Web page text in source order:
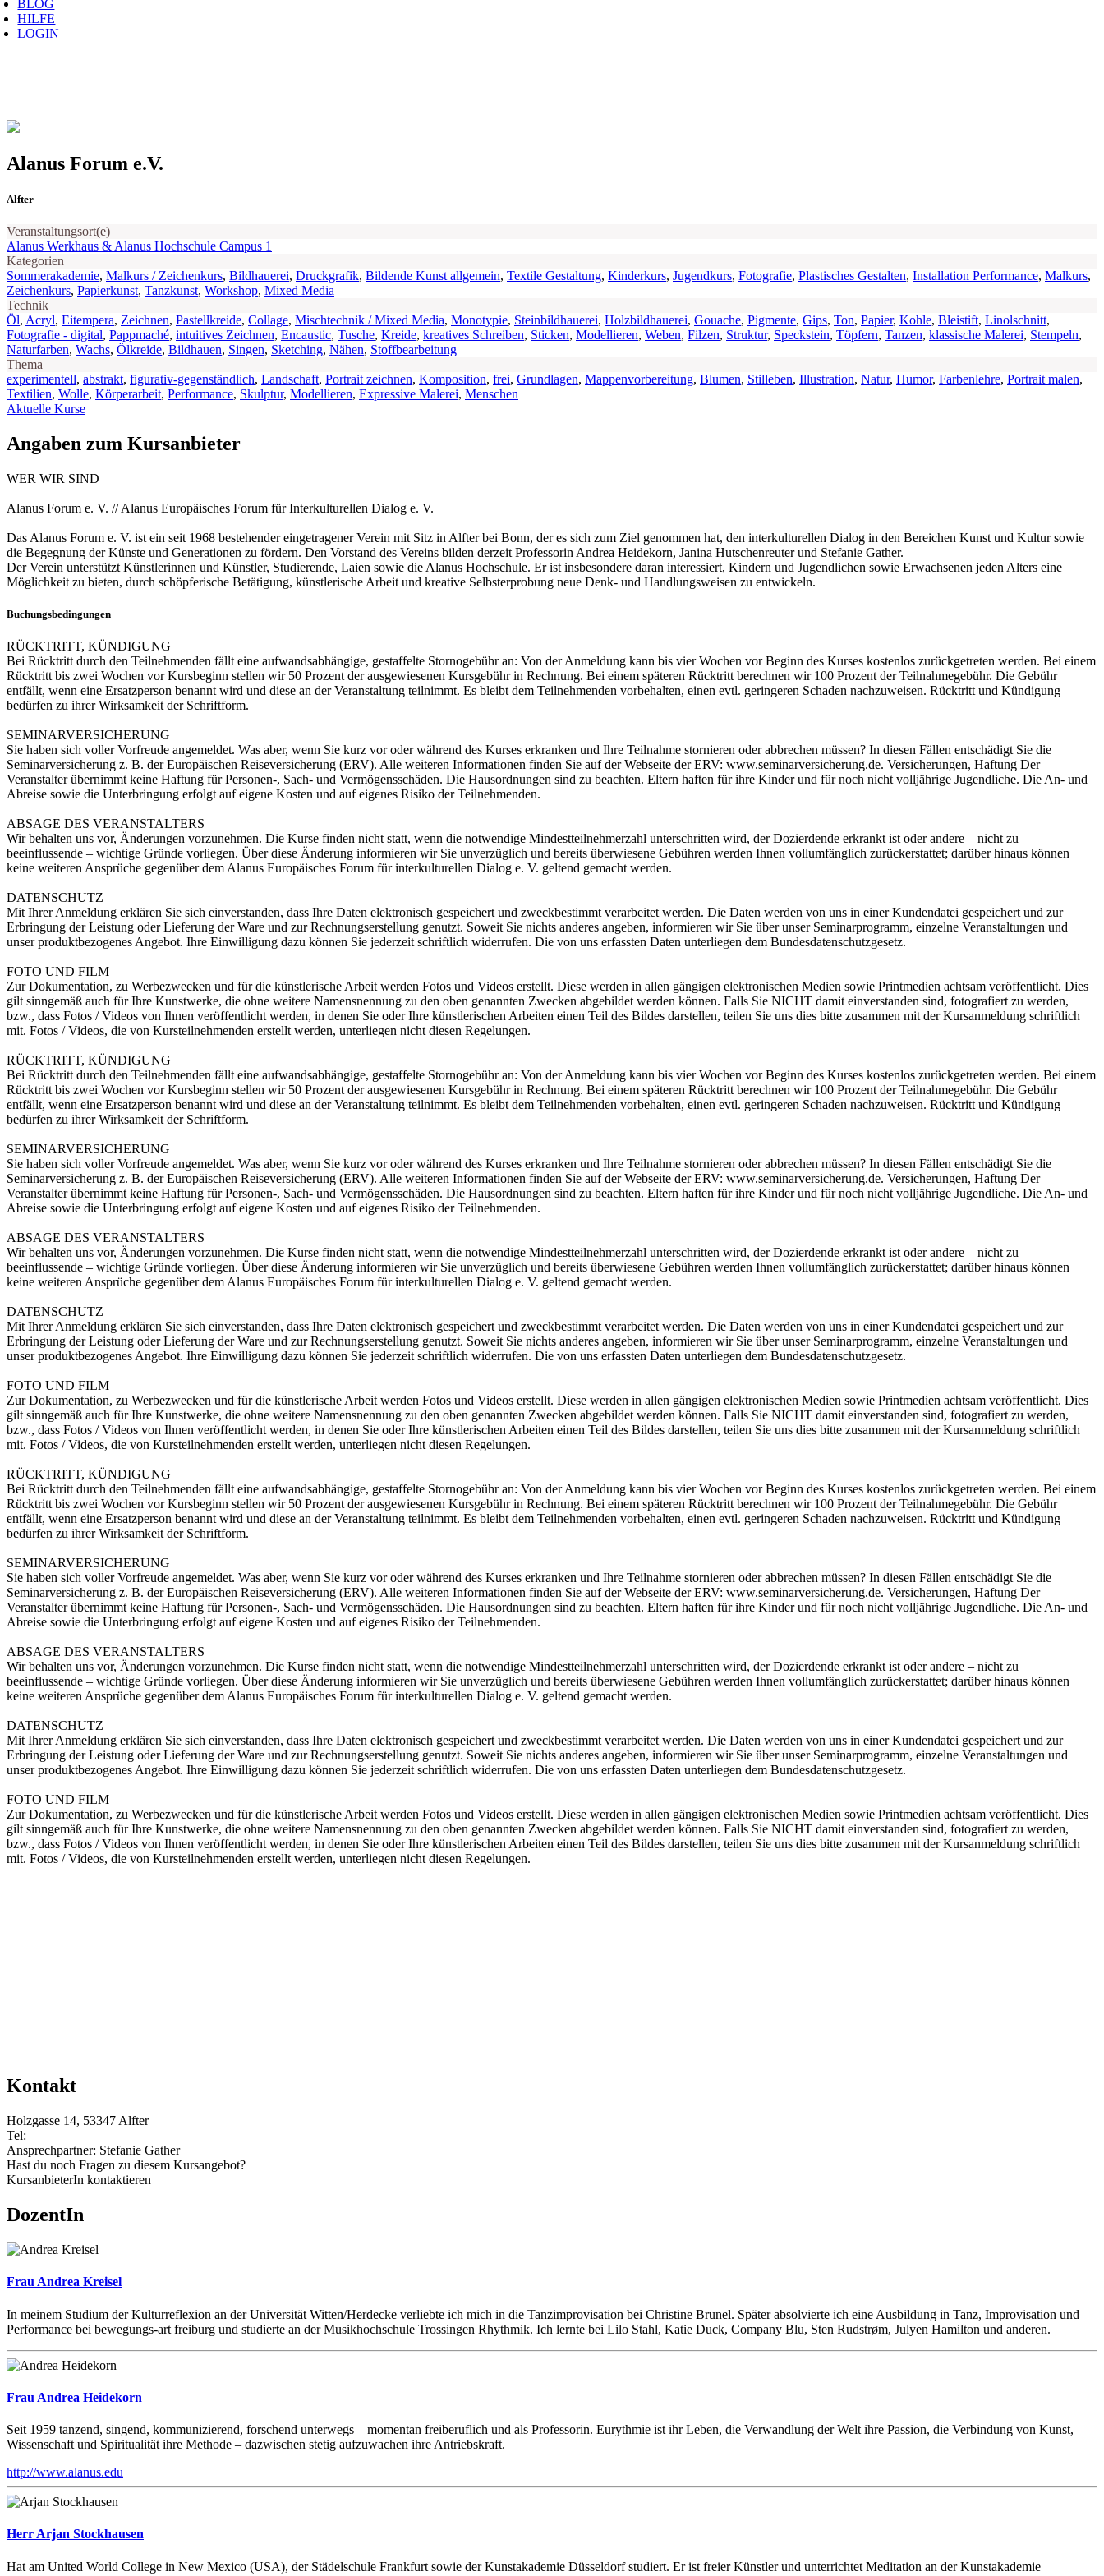
BLOG
HILFE
LOGIN
Alanus Forum e.V.
Alfter
Veranstaltungsort(e)
Alanus Werkhaus & Alanus Hochschule Campus 1
Kategorien
Sommerakademie, Malkurs / Zeichenkurs, Bildhauerei, Druckgrafik, Bildende Kunst allgemein, Textile Gestaltung, Kinderkurs, Jugendkurs, Fotografie, Plastisches Gestalten, Installation Performance, Malkurs,
Zeichenkurs, Papierkunst, Tanzkunst, Workshop, Mixed Media
Technik
Öl, Acryl, Eitempera, Zeichnen, Pastellkreide, Collage, Mischtechnik / Mixed Media, Monotypie, Steinbildhauerei, Holzbildhauerei, Gouache, Pigmente, Gips, Ton, Papier, Kohle, Bleistift, Linolschnitt,
Fotografie - digital, Pappmaché, intuitives Zeichnen, Encaustic, Tusche, Kreide, kreatives Schreiben, Sticken, Modellieren, Weben, Filzen, Struktur, Speckstein, Töpfern, Tanzen, klassische Malerei, Stempeln,
Naturfarben, Wachs, Ölkreide, Bildhauen, Singen, Sketching, Nähen, Stoffbearbeitung
Thema
experimentell, abstrakt, figurativ-gegenständlich, Landschaft, Portrait zeichnen, Komposition, frei, Grundlagen, Mappenvorbereitung, Blumen, Stilleben, Illustration, Natur, Humor, Farbenlehre, Portrait malen,
Textilien, Wolle, Körperarbeit, Performance, Skulptur, Modellieren, Expressive Malerei, Menschen
Aktuelle Kurse
Angaben zum Kursanbieter
WER WIR SIND
Alanus Forum e. V. // Alanus Europäisches Forum für Interkulturellen Dialog e. V.
Das Alanus Forum e. V. ist ein seit 1968 bestehender eingetragener Verein mit Sitz in Alfter bei Bonn, der es sich zum Ziel genommen hat, den interkulturellen Dialog in den Bereichen Kunst und Kultur sowie
die Begegnung der Künste und Generationen zu fördern. Den Vorstand des Vereins bilden derzeit Professorin Andrea Heidekorn, Janina Hutschenreuter und Stefanie Gather.
Der Verein unterstützt Künstlerinnen und Künstler, Studierende, Laien sowie die Alanus Hochschule. Er ist insbesondere daran interessiert, Kindern und Jugendlichen sowie Erwachsenen jeden Alters eine
Möglichkeit zu bieten, durch schöpferische Betätigung, künstlerische Arbeit und kreative Selbsterprobung neue Denk- und Handlungsweisen zu entwickeln.
Buchungsbedingungen
RÜCKTRITT, KÜNDIGUNG
Bei Rücktritt durch den Teilnehmenden fällt eine aufwandsabhängige, gestaffelte Stornogebühr an: Von der Anmeldung kann bis vier Wochen vor Beginn des Kurses kostenlos zurückgetreten werden. Bei einem
Rücktritt bis zwei Wochen vor Kursbeginn stellen wir 50 Prozent der ausgewiesenen Kursgebühr in Rechnung. Bei einem späteren Rücktritt berechnen wir 100 Prozent der Teilnahmegebühr. Die Gebühr
entfällt, wenn eine Ersatzperson benannt wird und diese an der Veranstaltung teilnimmt. Es bleibt dem Teilnehmenden vorbehalten, einen evtl. geringeren Schaden nachzuweisen. Rücktritt und Kündigung
bedürfen zu ihrer Wirksamkeit der Schriftform.
SEMINARVERSICHERUNG
Sie haben sich voller Vorfreude angemeldet. Was aber, wenn Sie kurz vor oder während des Kurses erkranken und Ihre Teilnahme stornieren oder abbrechen müssen? In diesen Fällen entschädigt Sie die
Seminarversicherung z. B. der Europäischen Reiseversicherung (ERV). Alle weiteren Informationen finden Sie auf der Webseite der ERV: www.seminarversicherung.de. Versicherungen, Haftung Der
Veranstalter übernimmt keine Haftung für Personen-, Sach- und Vermögensschäden. Die Hausordnungen sind zu beachten. Eltern haften für ihre Kinder und für noch nicht volljährige Jugendliche. Die An- und
Abreise sowie die Unterbringung erfolgt auf eigene Kosten und auf eigenes Risiko der Teilnehmenden.
ABSAGE DES VERANSTALTERS
Wir behalten uns vor, Änderungen vorzunehmen. Die Kurse finden nicht statt, wenn die notwendige Mindestteilnehmerzahl unterschritten wird, der Dozierdende erkrankt ist oder andere – nicht zu
beeinflussende – wichtige Gründe vorliegen. Über diese Änderung informieren wir Sie unverzüglich und bereits überwiesene Gebühren werden Ihnen vollumfänglich zurückerstattet; darüber hinaus können
keine weiteren Ansprüche gegenüber dem Alanus Europäisches Forum für interkulturellen Dialog e. V. geltend gemacht werden.
DATENSCHUTZ
Mit Ihrer Anmeldung erklären Sie sich einverstanden, dass Ihre Daten elektronisch gespeichert und zweckbestimmt verarbeitet werden. Die Daten werden von uns in einer Kundendatei gespeichert und zur
Erbringung der Leistung oder Lieferung der Ware und zur Rechnungserstellung genutzt. Soweit Sie nichts anderes angeben, informieren wir Sie über unser Seminarprogramm, einzelne Veranstaltungen und
unser produktbezogenes Angebot. Ihre Einwilligung dazu können Sie jederzeit schriftlich widerrufen. Die von uns erfassten Daten unterliegen dem Bundesdatenschutzgesetz.
FOTO UND FILM
Zur Dokumentation, zu Werbezwecken und für die künstlerische Arbeit werden Fotos und Videos erstellt. Diese werden in allen gängigen elektronischen Medien sowie Printmedien achtsam veröffentlicht. Dies
gilt sinngemäß auch für Ihre Kunstwerke, die ohne weitere Namensnennung zu den oben genannten Zwecken abgebildet werden können. Falls Sie NICHT damit einverstanden sind, fotografiert zu werden,
bzw., dass Fotos / Videos von Ihnen veröffentlicht werden, in denen Sie oder Ihre künstlerischen Arbeiten einen Teil des Bildes darstellen, teilen Sie uns dies bitte zusammen mit der Kursanmeldung schriftlich
mit. Fotos / Videos, die von Kursteilnehmenden erstellt werden, unterliegen nicht diesen Regelungen.
RÜCKTRITT, KÜNDIGUNG
Bei Rücktritt durch den Teilnehmenden fällt eine aufwandsabhängige, gestaffelte Stornogebühr an: Von der Anmeldung kann bis vier Wochen vor Beginn des Kurses kostenlos zurückgetreten werden. Bei einem
Rücktritt bis zwei Wochen vor Kursbeginn stellen wir 50 Prozent der ausgewiesenen Kursgebühr in Rechnung. Bei einem späteren Rücktritt berechnen wir 100 Prozent der Teilnahmegebühr. Die Gebühr
entfällt, wenn eine Ersatzperson benannt wird und diese an der Veranstaltung teilnimmt. Es bleibt dem Teilnehmenden vorbehalten, einen evtl. geringeren Schaden nachzuweisen. Rücktritt und Kündigung
bedürfen zu ihrer Wirksamkeit der Schriftform.
SEMINARVERSICHERUNG
Sie haben sich voller Vorfreude angemeldet. Was aber, wenn Sie kurz vor oder während des Kurses erkranken und Ihre Teilnahme stornieren oder abbrechen müssen? In diesen Fällen entschädigt Sie die
Seminarversicherung z. B. der Europäischen Reiseversicherung (ERV). Alle weiteren Informationen finden Sie auf der Webseite der ERV: www.seminarversicherung.de. Versicherungen, Haftung Der
Veranstalter übernimmt keine Haftung für Personen-, Sach- und Vermögensschäden. Die Hausordnungen sind zu beachten. Eltern haften für ihre Kinder und für noch nicht volljährige Jugendliche. Die An- und
Abreise sowie die Unterbringung erfolgt auf eigene Kosten und auf eigenes Risiko der Teilnehmenden.
ABSAGE DES VERANSTALTERS
Wir behalten uns vor, Änderungen vorzunehmen. Die Kurse finden nicht statt, wenn die notwendige Mindestteilnehmerzahl unterschritten wird, der Dozierdende erkrankt ist oder andere – nicht zu
beeinflussende – wichtige Gründe vorliegen. Über diese Änderung informieren wir Sie unverzüglich und bereits überwiesene Gebühren werden Ihnen vollumfänglich zurückerstattet; darüber hinaus können
keine weiteren Ansprüche gegenüber dem Alanus Europäisches Forum für interkulturellen Dialog e. V. geltend gemacht werden.
DATENSCHUTZ
Mit Ihrer Anmeldung erklären Sie sich einverstanden, dass Ihre Daten elektronisch gespeichert und zweckbestimmt verarbeitet werden. Die Daten werden von uns in einer Kundendatei gespeichert und zur
Erbringung der Leistung oder Lieferung der Ware und zur Rechnungserstellung genutzt. Soweit Sie nichts anderes angeben, informieren wir Sie über unser Seminarprogramm, einzelne Veranstaltungen und
unser produktbezogenes Angebot. Ihre Einwilligung dazu können Sie jederzeit schriftlich widerrufen. Die von uns erfassten Daten unterliegen dem Bundesdatenschutzgesetz.
FOTO UND FILM
Zur Dokumentation, zu Werbezwecken und für die künstlerische Arbeit werden Fotos und Videos erstellt. Diese werden in allen gängigen elektronischen Medien sowie Printmedien achtsam veröffentlicht. Dies
gilt sinngemäß auch für Ihre Kunstwerke, die ohne weitere Namensnennung zu den oben genannten Zwecken abgebildet werden können. Falls Sie NICHT damit einverstanden sind, fotografiert zu werden,
bzw., dass Fotos / Videos von Ihnen veröffentlicht werden, in denen Sie oder Ihre künstlerischen Arbeiten einen Teil des Bildes darstellen, teilen Sie uns dies bitte zusammen mit der Kursanmeldung schriftlich
mit. Fotos / Videos, die von Kursteilnehmenden erstellt werden, unterliegen nicht diesen Regelungen.
RÜCKTRITT, KÜNDIGUNG
Bei Rücktritt durch den Teilnehmenden fällt eine aufwandsabhängige, gestaffelte Stornogebühr an: Von der Anmeldung kann bis vier Wochen vor Beginn des Kurses kostenlos zurückgetreten werden. Bei einem
Rücktritt bis zwei Wochen vor Kursbeginn stellen wir 50 Prozent der ausgewiesenen Kursgebühr in Rechnung. Bei einem späteren Rücktritt berechnen wir 100 Prozent der Teilnahmegebühr. Die Gebühr
entfällt, wenn eine Ersatzperson benannt wird und diese an der Veranstaltung teilnimmt. Es bleibt dem Teilnehmenden vorbehalten, einen evtl. geringeren Schaden nachzuweisen. Rücktritt und Kündigung
bedürfen zu ihrer Wirksamkeit der Schriftform.
SEMINARVERSICHERUNG
Sie haben sich voller Vorfreude angemeldet. Was aber, wenn Sie kurz vor oder während des Kurses erkranken und Ihre Teilnahme stornieren oder abbrechen müssen? In diesen Fällen entschädigt Sie die
Seminarversicherung z. B. der Europäischen Reiseversicherung (ERV). Alle weiteren Informationen finden Sie auf der Webseite der ERV: www.seminarversicherung.de. Versicherungen, Haftung Der
Veranstalter übernimmt keine Haftung für Personen-, Sach- und Vermögensschäden. Die Hausordnungen sind zu beachten. Eltern haften für ihre Kinder und für noch nicht volljährige Jugendliche. Die An- und
Abreise sowie die Unterbringung erfolgt auf eigene Kosten und auf eigenes Risiko der Teilnehmenden.
ABSAGE DES VERANSTALTERS
Wir behalten uns vor, Änderungen vorzunehmen. Die Kurse finden nicht statt, wenn die notwendige Mindestteilnehmerzahl unterschritten wird, der Dozierdende erkrankt ist oder andere – nicht zu
beeinflussende – wichtige Gründe vorliegen. Über diese Änderung informieren wir Sie unverzüglich und bereits überwiesene Gebühren werden Ihnen vollumfänglich zurückerstattet; darüber hinaus können
keine weiteren Ansprüche gegenüber dem Alanus Europäisches Forum für interkulturellen Dialog e. V. geltend gemacht werden.
DATENSCHUTZ
Mit Ihrer Anmeldung erklären Sie sich einverstanden, dass Ihre Daten elektronisch gespeichert und zweckbestimmt verarbeitet werden. Die Daten werden von uns in einer Kundendatei gespeichert und zur
Erbringung der Leistung oder Lieferung der Ware und zur Rechnungserstellung genutzt. Soweit Sie nichts anderes angeben, informieren wir Sie über unser Seminarprogramm, einzelne Veranstaltungen und
unser produktbezogenes Angebot. Ihre Einwilligung dazu können Sie jederzeit schriftlich widerrufen. Die von uns erfassten Daten unterliegen dem Bundesdatenschutzgesetz.
FOTO UND FILM
Zur Dokumentation, zu Werbezwecken und für die künstlerische Arbeit werden Fotos und Videos erstellt. Diese werden in allen gängigen elektronischen Medien sowie Printmedien achtsam veröffentlicht. Dies
gilt sinngemäß auch für Ihre Kunstwerke, die ohne weitere Namensnennung zu den oben genannten Zwecken abgebildet werden können. Falls Sie NICHT damit einverstanden sind, fotografiert zu werden,
bzw., dass Fotos / Videos von Ihnen veröffentlicht werden, in denen Sie oder Ihre künstlerischen Arbeiten einen Teil des Bildes darstellen, teilen Sie uns dies bitte zusammen mit der Kursanmeldung schriftlich
mit. Fotos / Videos, die von Kursteilnehmenden erstellt werden, unterliegen nicht diesen Regelungen.
Kontakt
Holzgasse 14, 53347 Alfter
Tel:
Ansprechpartner: Stefanie Gather
Hast du noch Fragen zu diesem Kursangebot?
KursanbieterIn kontaktieren
DozentIn
Frau Andrea Kreisel
In meinem Studium der Kulturreflexion an der Universität Witten/Herdecke verliebte ich mich in die Tanzimprovisation bei Christine Brunel. Später absolvierte ich eine Ausbildung in Tanz, Improvisation und
Performance bei bewegungs-art freiburg und studierte an der Musikhochschule Trossingen Rhythmik. Ich lernte bei Lilo Stahl, Katie Duck, Company Blu, Sten Rudstrøm, Julyen Hamilton und anderen.
Frau Andrea Heidekorn
Seit 1959 tanzend, singend, kommunizierend, forschend unterwegs – momentan freiberuflich und als Professorin. Eurythmie ist ihr Leben, die Verwandlung der Welt ihre Passion, die Verbindung von Kunst,
Wissenschaft und Spiritualität ihre Methode – dazwischen stetig aufzuwachen ihre Antriebskraft.
http://www.alanus.edu
Herr Arjan Stockhausen
Hat am United World College in New Mexico (USA), der Städelschule Frankfurt sowie der Kunstakademie Düsseldorf studiert. Er ist freier Künstler und unterrichtet Meditation an der Kunstakademie